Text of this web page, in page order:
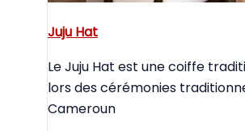
Juju Hat
Le Juju Hat est une coiffe
lors des cérémonies
Cameroun